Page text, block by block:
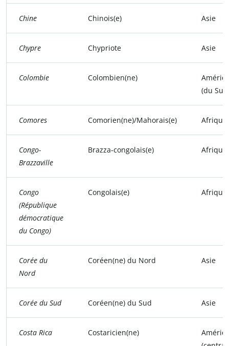
Chine Chinois(e) Asie
Chypre Chypriote Asie
Colombie Colombien(ne)
(du
Comores Comorien(ne)/Mahorais(e) Afrique
Congo-
Brazzaville
Brazza-congolais(e) Afrique
Congo
(République
démocratique
du Congo)
Congolais(e) Afrique
Corée du
Nord
Coréen(ne) du Nord Asie
Corée du Sud Coréen(ne) du Sud Asie
Costa Rica Costaricien(ne)